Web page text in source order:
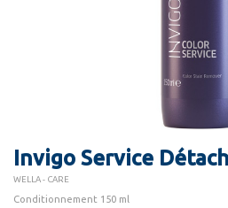
Invigo Service
WELLA - CARE
Conditionnement 150 ml